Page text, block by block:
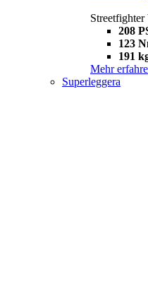
208
123
191
Mehr
Superleggera